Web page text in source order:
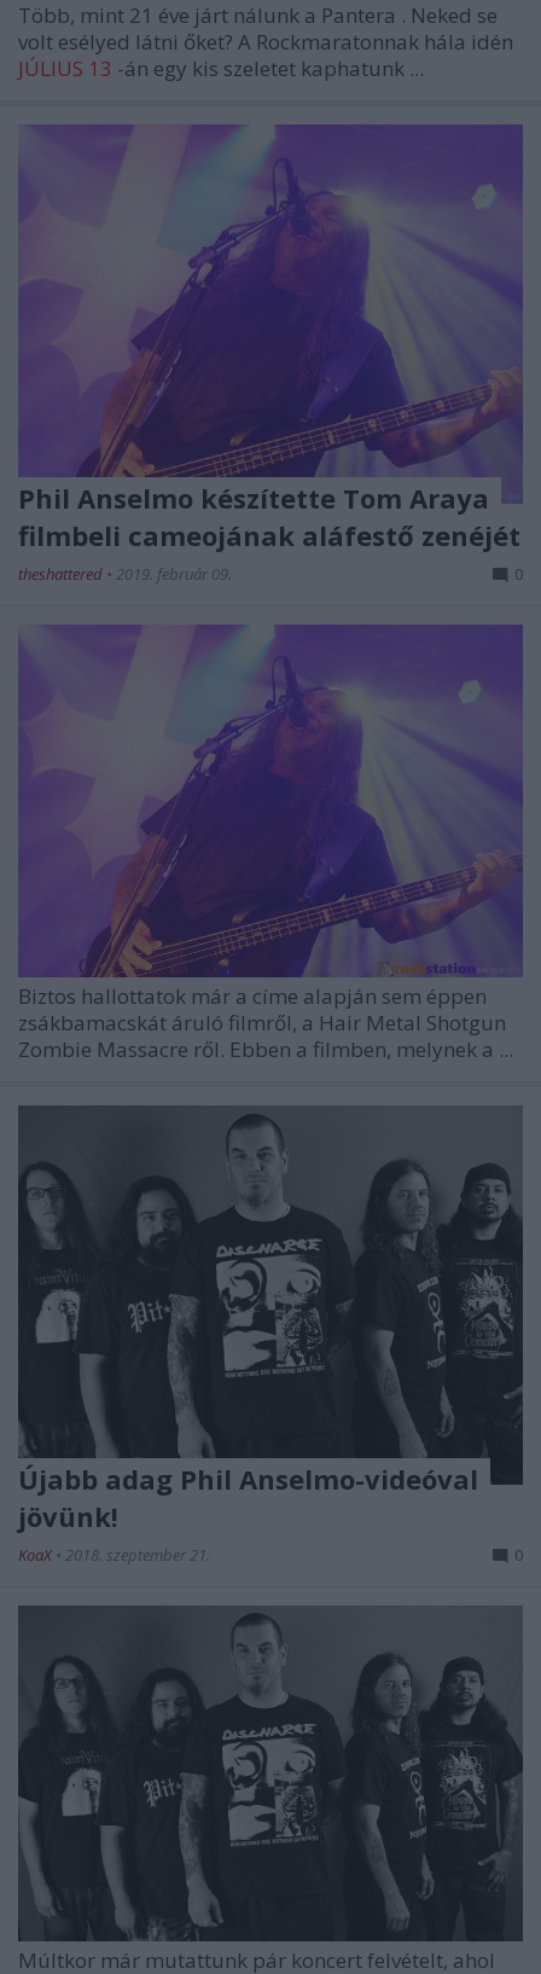
Több, mint 21 éve járt nálunk a Pantera . Neked se
volt esélyed látni őket? A Rockmaratonnak hála idén
JÚLIUS 13 -án egy kis szeletet kaphatunk ...
Phil Anselmo készítette Tom Araya
filmbeli cameojának aláfestő zenéjét
theshattered • 2019. február 09. 0
Biztos hallottatok már a címe alapján sem éppen
zsákbamacskát áruló filmről, a Hair Metal Shotgun
Zombie Massacre ről. Ebben a filmben, melynek a ...
Újabb adag Phil Anselmo-videóval
jövünk!
KoaX • 2018. szeptember 21. 0
Múltkor már mutattunk pár koncert felvételt, ahol